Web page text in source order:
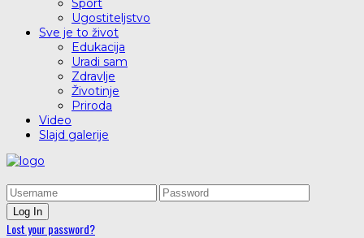
Sport
Ugostiteljstvo
Sve je to život
Edukacija
Uradi sam
Zdravlje
Životinje
Priroda
Video
Slajd galerije
Lost your password?